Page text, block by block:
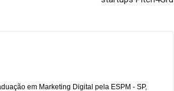
em Marketing Digital pela ESPM - SP,